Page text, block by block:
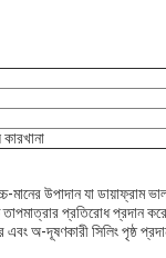
উপাদান যা ডায়াফ্রাম
তাপমাত্রার প্রতিরোধ
অ-দূষণকারী সিলিং পৃষ্ঠ